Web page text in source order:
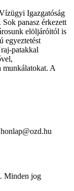
Igazgatóság
panasz érkezett
elöljáróitól is
egyeztetést
patakkal
munkálatokat. A
Minden jog